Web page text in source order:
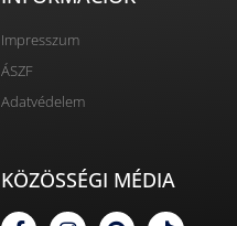
Impresszum
ÁSZF
Adatvédelem
KÖZÖSSÉGI MÉDIA